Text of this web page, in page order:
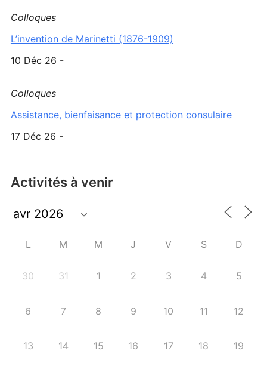
Colloques
L’invention de Marinetti (1876-1909)
10 Déc 26 -
Colloques
Assistance, bienfaisance et protection consulaire
17 Déc 26 -
Activités à venir
L M M J V S D
30 31 1 2 3 4 5
6 7 8 9 10 11 12
13 14 15 16 17 18 19